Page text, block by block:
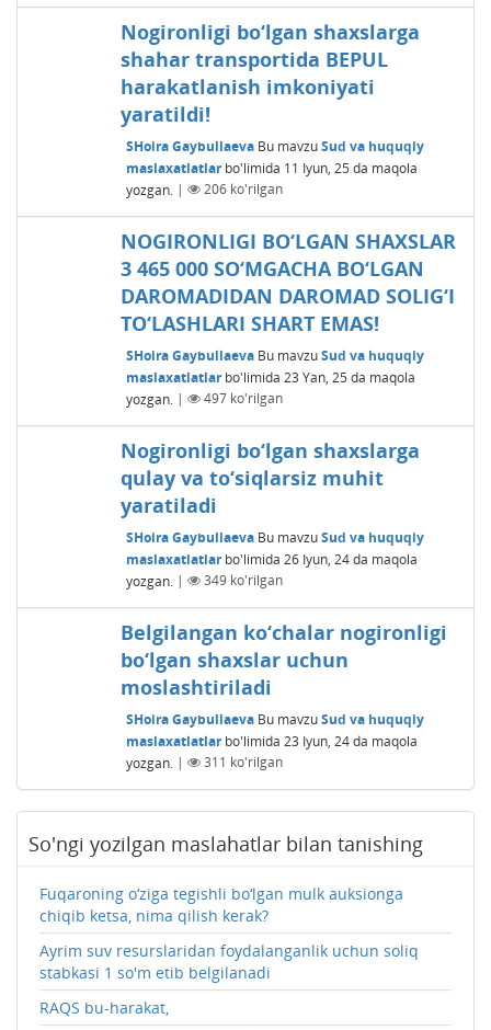
Nogironligi bo‘lgan shaxslarga
shahar transportida BEPUL
harakatlanish imkoniyati
yaratildi!
SHoira Gaybullaeva Bu mavzuSud va huquqiy
maslaxatlatlarbo'limida 11 Iyun, 25 da maqola
yozgan. | 206ko'rilgan
NOGIRONLIGI BO‘LGAN SHAXSLAR
3 465 000 SO‘MGACHA BO‘LGAN
DAROMADIDAN DAROMAD SOLIG‘I
TO‘LASHLARI SHART EMAS!
SHoira Gaybullaeva Bu mavzuSud va huquqiy
maslaxatlatlarbo'limida 23 Yan, 25 da maqola
yozgan. | 497ko'rilgan
Nogironligi bo‘lgan shaxslarga
qulay va to‘siqlarsiz muhit
yaratiladi
SHoira Gaybullaeva Bu mavzuSud va huquqiy
maslaxatlatlarbo'limida 26 Iyun, 24 da maqola
yozgan. | 349ko'rilgan
Belgilangan ko‘chalar nogironligi
bo‘lgan shaxslar uchun
moslashtiriladi
SHoira Gaybullaeva Bu mavzuSud va huquqiy
maslaxatlatlarbo'limida 23 Iyun, 24 da maqola
yozgan. | 311 ko'rilgan
So'ngi yozilgan maslahatlar bilan tanishing
Fuqaroning o‘ziga tegishli bo‘lgan mulk auksionga
chiqib ketsa, nima qilish kerak?
Ayrim suv resurslaridan foydalanganlik uchun soliq
stabkasi 1 so'm etib belgilanadi
RAQS bu-harakat,